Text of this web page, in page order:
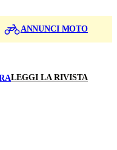
ANNUNCI MOTO
LEGGI LA RIVISTA